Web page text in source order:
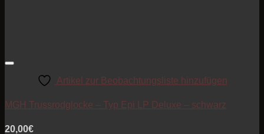
Artikel zur Beobachtungsliste hinzufügen
MGH Trussrodglocke – Typ Epi LP Deluxe – schwarz
20,00€